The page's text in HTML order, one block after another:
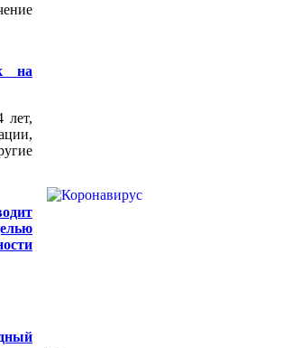
на
лет,